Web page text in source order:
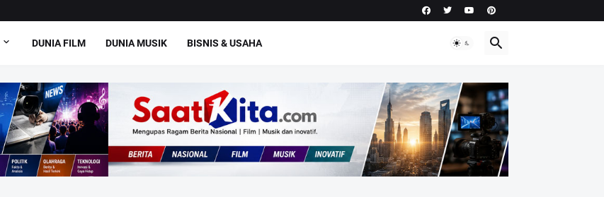
DUNIA FILM DUNIA MUSIK BISNIS & USAHA